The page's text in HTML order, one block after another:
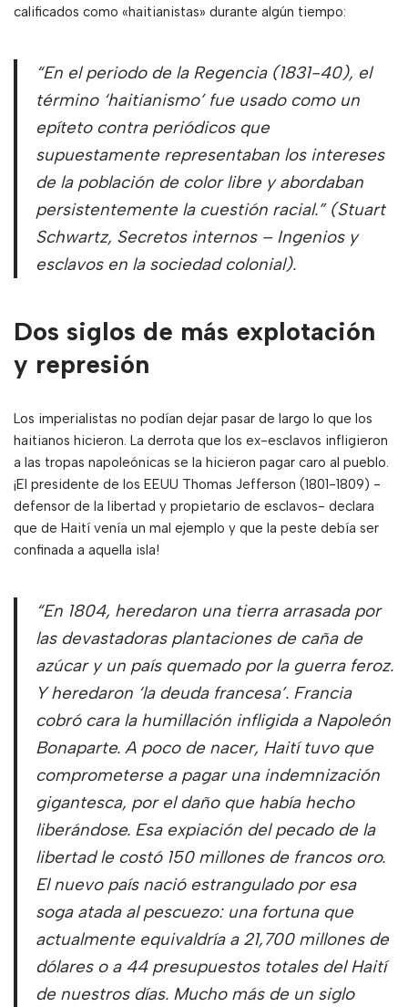
calificados como «haitianistas» durante algún tiempo:
“En el periodo de la Regencia (1831-40), el
término ‘haitianismo’ fue usado como un
epíteto contra periódicos que
supuestamente representaban los intereses
de la población de color libre y abordaban
persistentemente la cuestión racial.” (Stuart
Schwartz, Secretos internos – Ingenios y
esclavos en la sociedad colonial).
Dos siglos de más explotación
y represión
Los imperialistas no podían dejar pasar de largo lo que los
haitianos hicieron. La derrota que los ex-esclavos infligieron
a las tropas napoleónicas se la hicieron pagar caro al pueblo.
¡El presidente de los EEUU Thomas Jefferson (1801-1809) -
defensor de la libertad y propietario de esclavos- declara
que de Haití venía un mal ejemplo y que la peste debía ser
confinada a aquella isla!
“En 1804, heredaron una tierra arrasada por
las devastadoras plantaciones de caña de
azúcar y un país quemado por la guerra feroz.
Y heredaron ‘la deuda francesa’. Francia
cobró cara la humillación infligida a Napoleón
Bonaparte. A poco de nacer, Haití tuvo que
comprometerse a pagar una indemnización
gigantesca, por el daño que había hecho
liberándose. Esa expiación del pecado de la
libertad le costó 150 millones de francos oro.
El nuevo país nació estrangulado por esa
soga atada al pescuezo: una fortuna que
actualmente equivaldría a 21,700 millones de
dólares o a 44 presupuestos totales del Haití
de nuestros días. Mucho más de un siglo